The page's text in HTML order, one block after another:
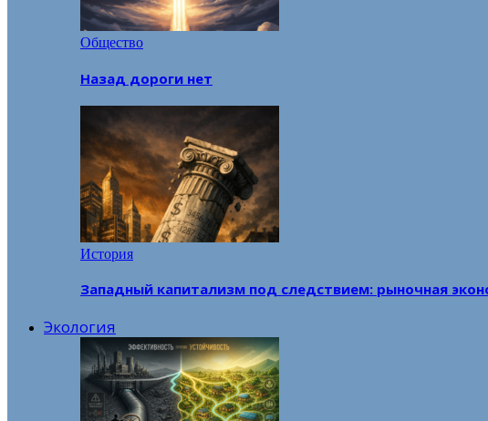
Общество
Назад дороги нет
История
Западный капитализм под следствием: рыночная
Экология